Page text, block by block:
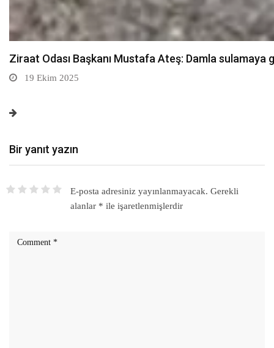
Sarıkamış’ta hanımlara yönelik Mevlid-i Nebi
19 Ekim 2025
Bir yanıt yazın
E-posta adresiniz yayınlanmayacak. Gerekli
alanlar * ile işaretlenmişlerdir